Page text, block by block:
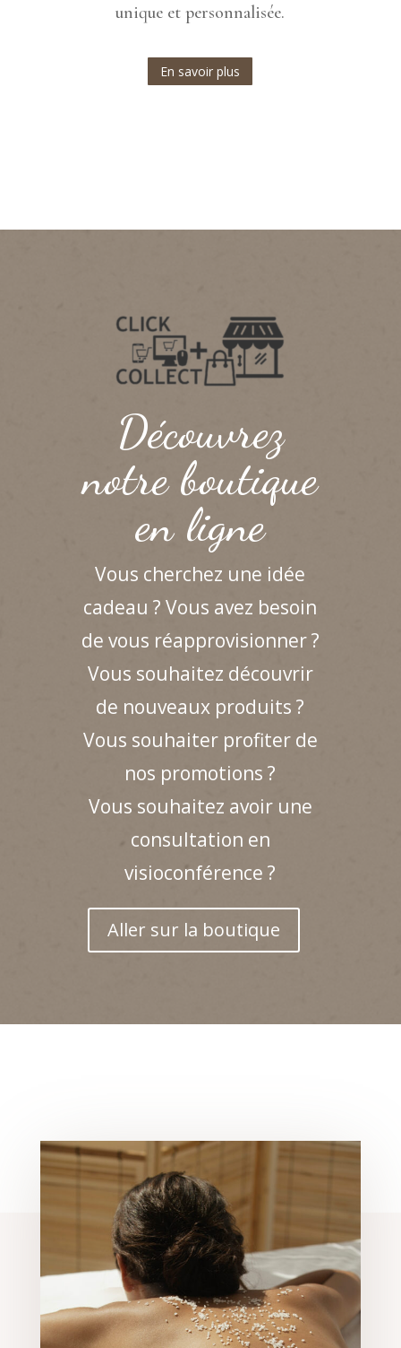
unique et personnalisée.
En savoir plus
Découvrez
notre boutique
en ligne
Vous cherchez une idée
cadeau ? Vous avez besoin
de vous réapprovisionner ?
Vous souhaitez découvrir
de nouveaux produits ?
Vous souhaiter profiter de
nos promotions ?
Vous souhaitez avoir une
consultation en
visioconférence ?
Aller sur la boutique